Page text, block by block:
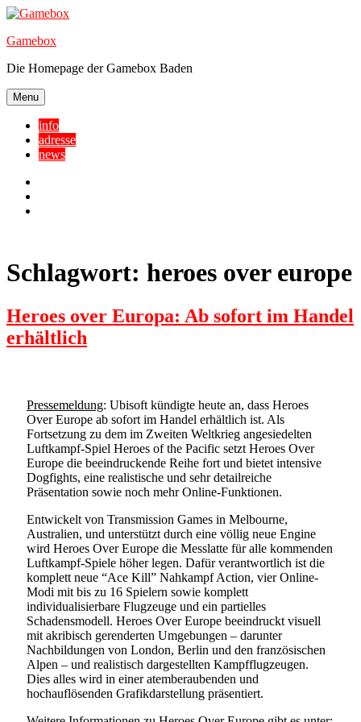
Skip
content
Gamebox
Die Homepage der Gamebox Baden
Menu
info
adresse
news
Schlagwort: heroes over europe
Heroes over Europa: Ab sofort im Handel
erhältlich
Pressemeldung: Ubisoft kündigte heute an, dass Heroes
Over Europe ab sofort im Handel erhältlich ist. Als
Fortsetzung zu dem im Zweiten Weltkrieg angesiedelten
Luftkampf-Spiel Heroes of the Pacific setzt Heroes Over
Europe die beeindruckende Reihe fort und bietet intensive
Dogfights, eine realistische und sehr detailreiche
Präsentation sowie noch mehr Online-Funktionen.
Entwickelt von Transmission Games in Melbourne,
Australien, und unterstützt durch eine völlig neue Engine
wird Heroes Over Europe die Messlatte für alle kommenden
Luftkampf-Spiele höher legen. Dafür verantwortlich ist die
komplett neue “Ace Kill” Nahkampf Action, vier Online-
Modi mit bis zu 16 Spielern sowie komplett
individualisierbare Flugzeuge und ein partielles
Schadensmodell. Heroes Over Europe beeindruckt visuell
mit akribisch gerenderten Umgebungen – darunter
Nachbildungen von London, Berlin und den französischen
Alpen – und realistisch dargestellten Kampfflugzeugen.
Dies alles wird in einer atemberaubenden und
hochauflösenden Grafikdarstellung präsentiert.